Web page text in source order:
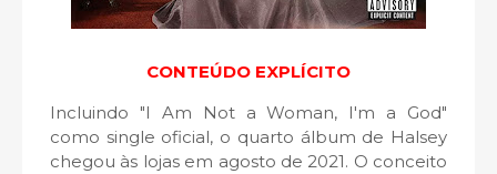
CONTEÚDO EXPLÍCITO
Incluindo "I Am Not a Woman, I'm a God"
como single oficial, o quarto álbum de Halsey
chegou às lojas em agosto de 2021. O conceito